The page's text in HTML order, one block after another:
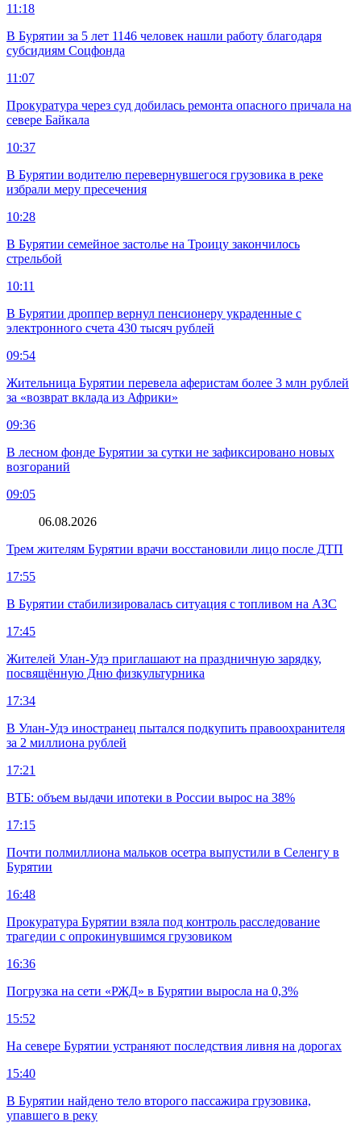
11:18
В Бурятии за 5 лет 1146 человек нашли работу благодаря
субсидиям Соцфонда
11:07
Прокуратура через суд добилась ремонта опасного причала на
севере Байкала
10:37
В Бурятии водителю перевернувшегося грузовика в реке
избрали меру пресечения
10:28
В Бурятии семейное застолье на Троицу закончилось
стрельбой
10:11
В Бурятии дроппер вернул пенсионеру украденные с
электронного счета 430 тысяч рублей
09:54
Жительница Бурятии перевела аферистам более 3 млн рублей
за «возврат вклада из Африки»
09:36
В лесном фонде Бурятии за сутки не зафиксировано новых
возгораний
09:05
06.08.2026
Трем жителям Бурятии врачи восстановили лицо после ДТП
17:55
В Бурятии стабилизировалась ситуация с топливом на АЗС
17:45
Жителей Улан-Удэ приглашают на праздничную зарядку,
посвящённую Дню физкультурника
17:34
В Улан-Удэ иностранец пытался подкупить правоохранителя
за 2 миллиона рублей
17:21
ВТБ: объем выдачи ипотеки в России вырос на 38%
17:15
Почти полмиллиона мальков осетра выпустили в Селенгу в
Бурятии
16:48
Прокуратура Бурятии взяла под контроль расследование
трагедии с опрокинувшимся грузовиком
16:36
Погрузка на сети «РЖД» в Бурятии выросла на 0,3%
15:52
На севере Бурятии устраняют последствия ливня на дорогах
15:40
В Бурятии найдено тело второго пассажира грузовика,
упавшего в реку